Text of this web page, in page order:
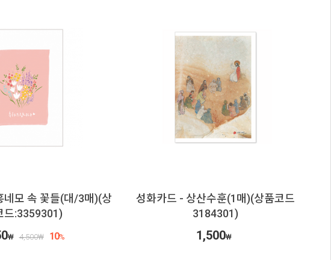
네모 속 꽃들(대/3매)(상
드:3359301)
₩ 4,500₩ 10%
성화카드 - 상산수훈(1매)(상품코드
3184301)
1,500₩